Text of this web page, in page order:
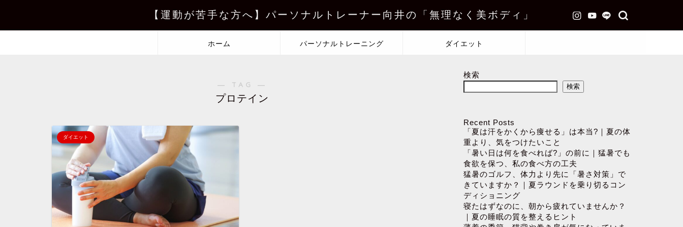
【運動が苦手な方へ】パーソナルトレーナー向井の「無理なく美ボディ」
ホーム パーソナルトレーニング ダイエット
― TAG ―
プロテイン
ダイエット
検索
検索
Recent Posts
「夏は汗をかくから痩せる」は本当?｜夏の体
重より、気をつけたいこと
「暑い日は何を食べれば?」の前に｜猛暑でも
食欲を保つ、私の食べ方の工夫
猛暑のゴルフ、体力より先に「暑さ対策」で
きていますか？｜夏ラウンドを乗り切るコン
ディショニング
寝たはずなのに、朝から疲れていませんか？
｜夏の睡眠の質を整えるヒント